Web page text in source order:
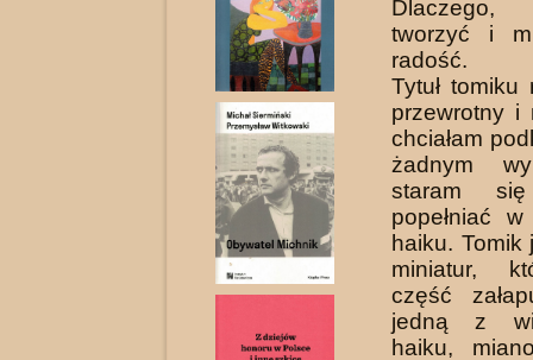
tworzyć i
radość.
Tytuł tomiku
przewrotny i
chciałam
żadnym
staram
popełniać
haiku. Tomik
miniatur,
część
jedną z
haiku,